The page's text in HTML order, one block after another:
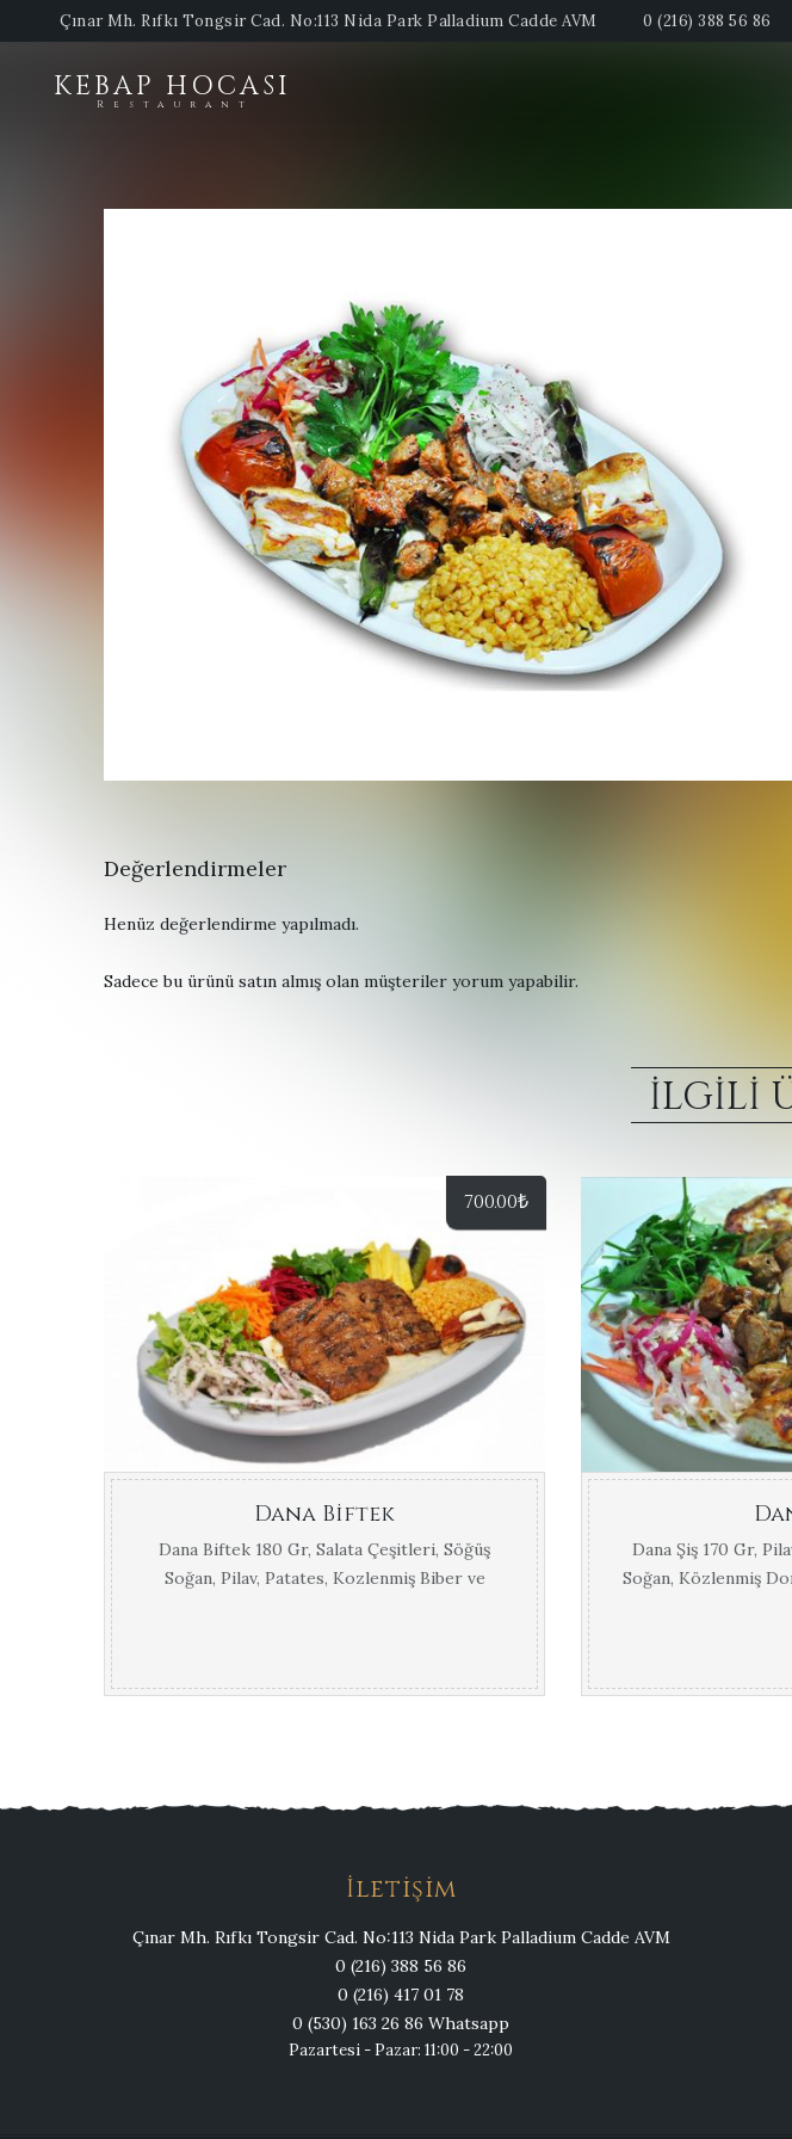
Çınar Mh. Rıfkı Tongsir Cad. No:113 Nida Park Palladium Cadde AVM 0 (216) 388 56 86
KEBAP HOCASI
Restaurant
Değerlendirmeler
Henüz değerlendirme yapılmadı.
Sadece bu ürünü satın almış olan müşteriler yorum yapabilir.
İLGILI
700.00₺
Dana Biftek
Dana Biftek 180 Gr, Salata Çeşitleri, Söğüş
Soğan, Pilav, Patates, Kozlenmiş Biber ve
Dana Şiş 170 Gr,
Soğan, Közlenmiş
İletişim
Çınar Mh. Rıfkı Tongsir Cad. No:113 Nida Park Palladium Cadde AVM
0 (216) 388 56 86
0 (216) 417 01 78
0 (530) 163 26 86 Whatsapp
Pazartesi - Pazar: 11:00 - 22:00